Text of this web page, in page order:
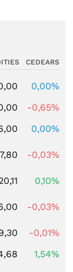
CEDEARS
0,00%
-0,65%
0,00%
-0,03%
0,10%
-0,03%
-0,01%
1,54%